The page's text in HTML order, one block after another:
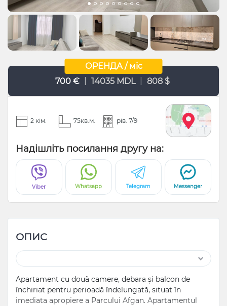
ОРЕНДА / міс
700 €
14035 MDL 808 $
2 кім. 75кв.м. рів. 7/9
Надішліть посилання другу на:
Viber Whatsapp Telegram Messenger
ОПИС
Apartament cu două camere, debara și balcon de
închiriat pentru perioadă îndelungată, situat în
imediata apropiere a Parcului Afgan. Apartamentul